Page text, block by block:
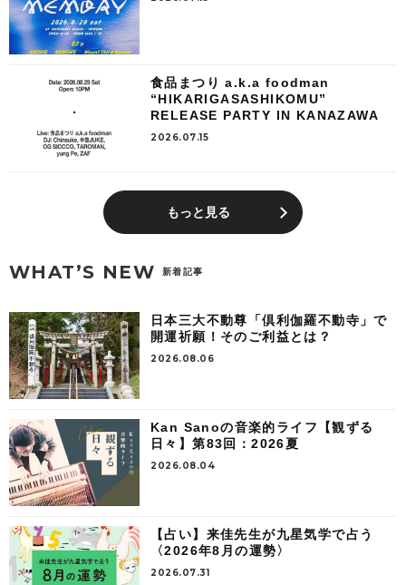
食品まつり a.k.a foodman
“HIKARIGASASHIKOMU”
RELEASE PARTY IN KANAZAWA
2026.07.15
もっと見る
WHAT’S NEW 新着記事
日本三大不動尊「倶利伽羅不動寺」で
開運祈願！そのご利益とは？
2026.08.06
Kan Sanoの音楽的ライフ【観ずる
日々】第83回：2026夏
2026.08.04
【占い】来佳先生が九星気学で占う
〈2026年8月の運勢〉
2026.07.31